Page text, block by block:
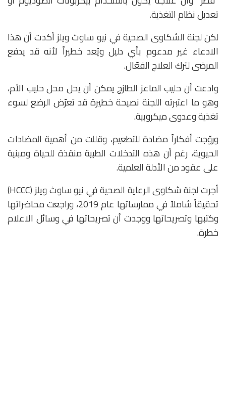
تعديل نظام التغذية.
لكن لجنة الشكاوى الصحية في نيو ساوث ويلز أكدت أن هذا
الادعاء غير مدعوم بأي دليل ويُعد خطيراً لأنه قد يدفع
المرضى لترك العلاج الفعّال.
وادعت أن حليب الماعز الطازج يمكن أن يحل محل حليب الأم،
وهو ما اعتبرته اللجنة نصيحة خطيرة قد تعرّض الرضع لسوء
تغذية وعدوى ميكروبية.
وروّجت أفكاراً مضادة للتطعيم، وقللت من أهمية المضادات
الحيوية، رغم أن هذه التدخلات الطبية منقذة للحياة ومبنية
على عقود من الأدلة العلمية.
أجرت لجنة شكاوى الرعاية الصحية في نيو ساوث ويلز (HCCC)
تحقيقاً شاملاً في ممارساتها عام 2019، وراجعت محاضراتها
وكتبها وتصريحاتها ووجدت أن تصريحاتها في وسائل الاعلام
خطرة.